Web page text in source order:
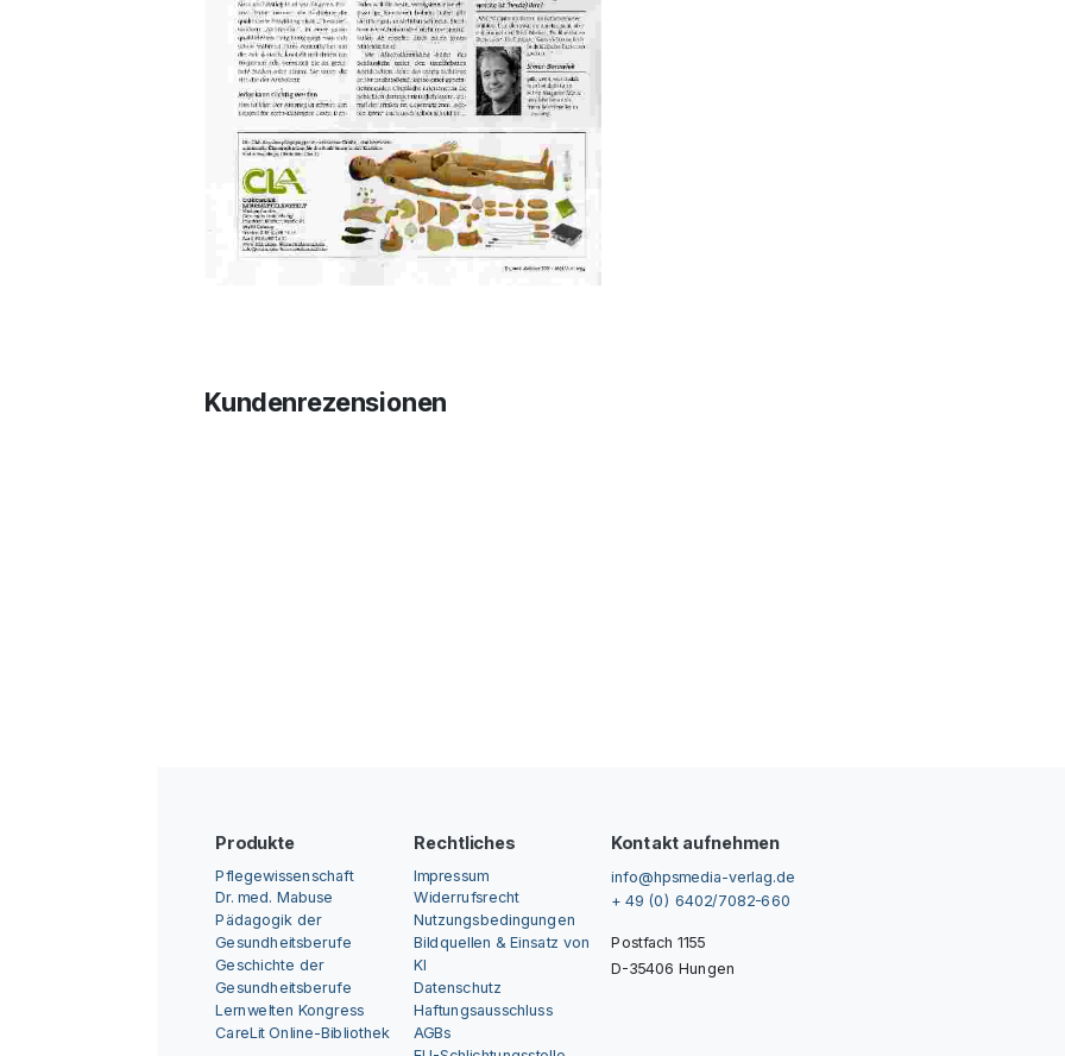
Kundenrezensionen
Produkte
Pflegewissenschaft
Dr. med. Mabuse
Pädagogik der
Gesundheitsberufe
Geschichte der
Gesundheitsberufe
Lernwelten Kongress
CareLit Online-Bibliothek
Rechtliches
Impressum
Widerrufsrecht
Nutzungsbedingungen
Bildquellen & Einsatz von
KI
Datenschutz
Haftungsausschluss
AGBs
Kontakt aufnehmen
info@hpsmedia-verlag.de
+ 49 (0) 6402/7082-660
Postfach 1155
D-35406 Hungen